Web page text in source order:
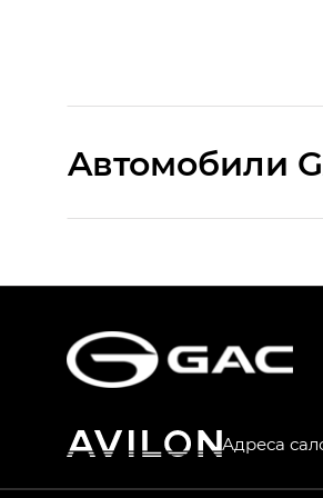
Aвтомобили
HYPTEC HT — Хайптек
Адреса